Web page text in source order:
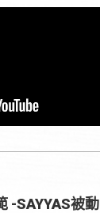
-SAYYAS被